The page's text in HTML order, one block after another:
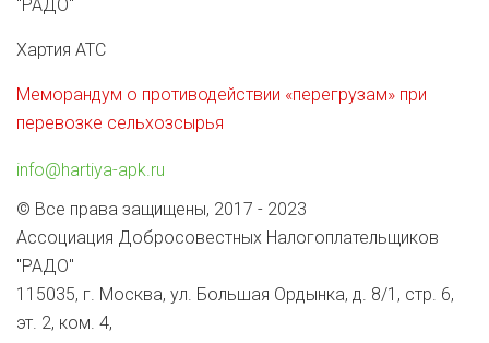
"РАДО"
Хартия АТС
Меморандум о противодействии «перегрузам» при
перевозке сельхозсырья
info@hartiya-apk.ru
© Все права защищены, 2017 - 2023
Ассоциация Добросовестных Налогоплательщиков
"РАДО"
115035, г. Москва, ул. Большая Ордынка, д. 8/1, стр. 6,
эт. 2, ком. 4,